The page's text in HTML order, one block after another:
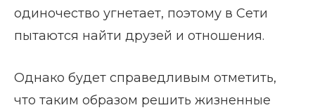
одиночество угнетает, поэтому в Сети
пытаются найти друзей и отношения.
Однако будет справедливым отметить,
что таким образом решить жизненные